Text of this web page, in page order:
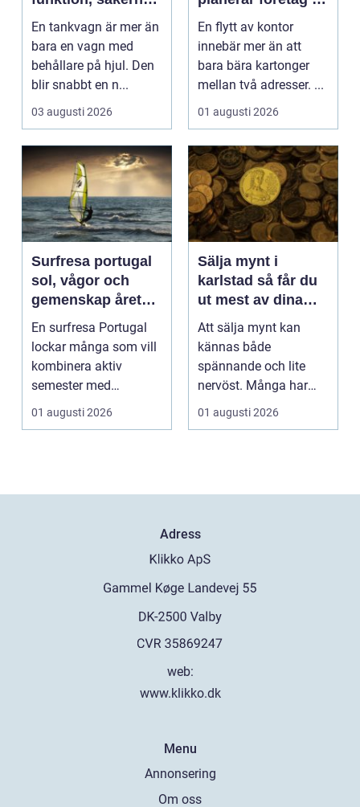
och smarta val
En tankvagn är mer än
bara en vagn med
behållare på hjul. Den
blir snabbt en n...
03 augusti 2026
smidig och trygg
flytt
En flytt av kontor
innebär mer än att
bara bära kartonger
mellan två adresser. ...
01 augusti 2026
Surfresa portugal
sol, vågor och
gemenskap året
runt
En surfresa Portugal
lockar många som vill
kombinera aktiv
semester med
avkoppling, god mat
01 augusti 2026
Sälja mynt i
karlstad så får du
ut mest av dina
samlingar
Att sälja mynt kan
kännas både
spännande och lite
nervöst. Många har
ärvt mynt, hittat gamla
01 augusti 2026
Adress
web:
www.klikko.dk
Menu
Annonsering
Om oss